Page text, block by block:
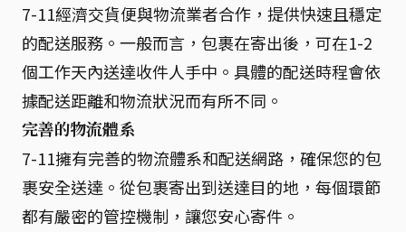
7-11經濟交貨便與物流業者合作，提供快速且穩定
的配送服務。一般而言，包裹在寄出後，可在1-2
個工作天內送達收件人手中。具體的配送時程會依
據配送距離和物流狀況而有所不同。
完善的物流體系
7-11擁有完善的物流體系和配送網路，確保您的包
裹安全送達。從包裹寄出到送達目的地，每個環節
都有嚴密的管控機制，讓您安心寄件。